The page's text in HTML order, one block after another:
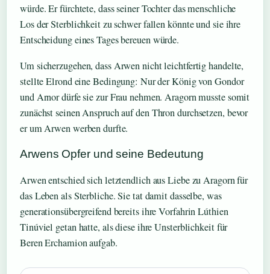
würde. Er fürchtete, dass seiner Tochter das menschliche
Los der Sterblichkeit zu schwer fallen könnte und sie ihre
Entscheidung eines Tages bereuen würde.
Um sicherzugehen, dass Arwen nicht leichtfertig handelte,
stellte Elrond eine Bedingung: Nur der König von Gondor
und Arnor dürfe sie zur Frau nehmen. Aragorn musste somit
zunächst seinen Anspruch auf den Thron durchsetzen, bevor
er um Arwen werben durfte.
Arwens Opfer und seine Bedeutung
Arwen entschied sich letztendlich aus Liebe zu Aragorn für
das Leben als Sterbliche. Sie tat damit dasselbe, was
generationsübergreifend bereits ihre Vorfahrin Lúthien
Tinúviel getan hatte, als diese ihre Unsterblichkeit für
Beren Erchamion aufgab.